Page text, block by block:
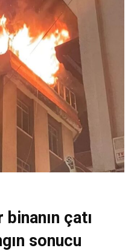
binanın çatı
sonucu